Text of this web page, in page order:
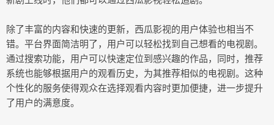
除了丰富的内容和快速的更新，西瓜影视的用户体验也相当不
错。平台界面简洁明了，用户可以轻松找到自己想看的电视剧。
通过搜索功能，用户可以快速定位到感兴趣的作品，同时，推荐
系统也能够根据用户的观看历史，为其推荐相似的电视剧。这种
个性化的服务使得观众在选择观看内容时更加便捷，进一步提升
了用户的满意度。